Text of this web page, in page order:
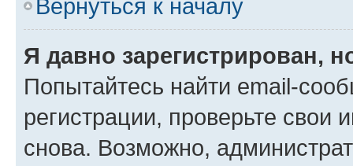
Вернуться к началу
Я давно зарегистрирован,
Попытайтесь найти email-
регистрации, проверьте свои
снова. Возможно,